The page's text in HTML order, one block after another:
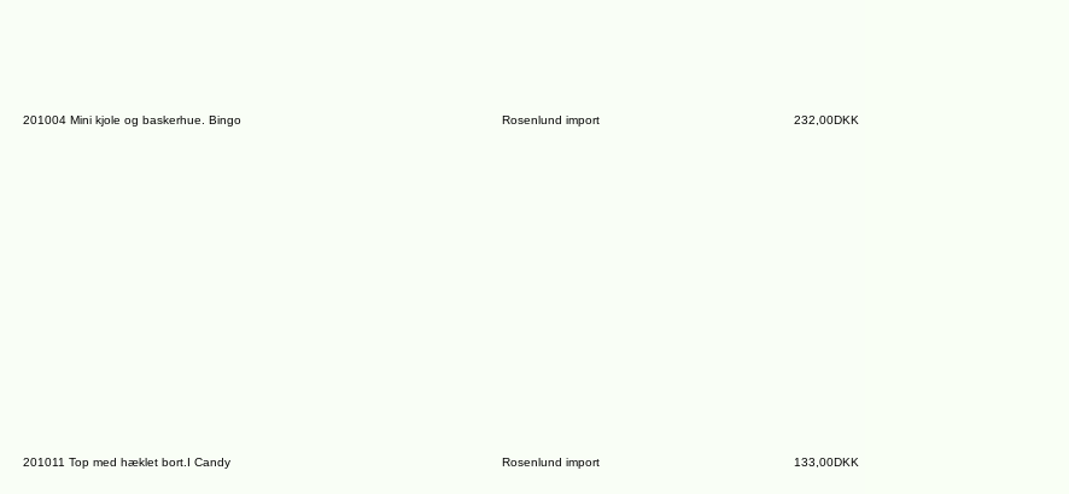
201004 Mini kjole og baskerhue. Bingo Rosenlund import 232,00DKK
201011 Top med hæklet bort.I Candy Rosenlund import 133,00DKK